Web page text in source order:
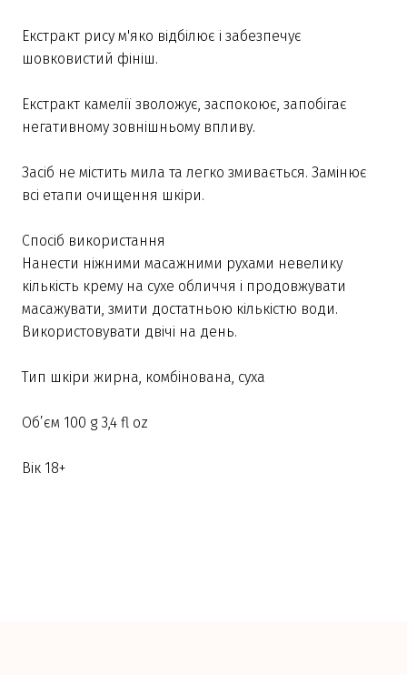
Екстракт рису м'яко відбілює і забезпечує
шовковистий фініш.
Екстракт камелії зволожує, заспокоює, запобігає
негативному зовнішньому впливу.
Засіб не містить мила та легко змивається. Замінює
всі етапи очищення шкіри.
Спосіб використання
Нанести ніжними масажними рухами невелику
кількість крему на сухе обличчя і продовжувати
масажувати, змити достатньою кількістю води.
Використовувати двічі на день.
Тип шкіри жирна, комбінована, суха
Об’єм 100 g 3,4 fl oz
Вік 18+